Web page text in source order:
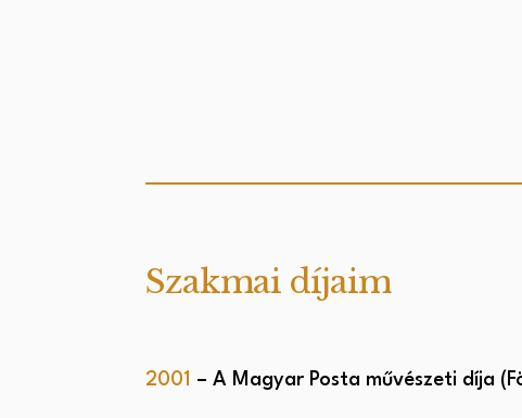
Szakmai díjaim
2001 – A Magyar Posta művészeti díja